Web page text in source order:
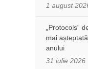
1 august
„Protocols“
mai
anului
31 iulie 2026